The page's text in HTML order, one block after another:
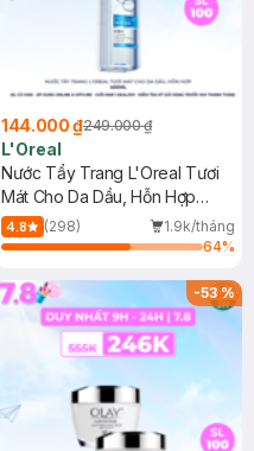
144.000 ₫249.000 ₫
L'Oreal
Nước Tẩy Trang L'Oreal Tươi
Mát Cho Da Dầu, Hỗn Hợp
400ml
4.8 (298)
1.9k/tháng
64%
-53%